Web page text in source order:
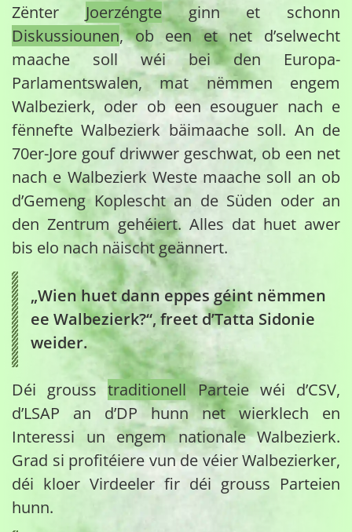
Zënter Joerzéngteginn et schonn
Diskussiounen, ob een et net d’selwecht
maache soll wéi bei den Europa-
Parlamentswalen, mat nëmmen engem
Walbezierk, oder ob een esouguer nach e
fënnefte Walbezierk bäimaache soll. An de
70er-Jore gouf driwwer geschwat, ob een net
nach e Walbezierk Weste maache soll an ob
d’Gemeng Koplescht an de Süden oder an
den Zentrum gehéiert. Alles dat huet awer
bis elo nach näischt geännert.
„Wien huet dann eppes géint nëmmen
ee Walbezierk?“, freet d’Tatta Sidonie
weider.
Déi grousstraditionellParteie wéi d’CSV,
d’LSAP an d’DP hunn net wierklech en
Interessi un engem nationale Walbezierk.
Grad si profitéiere vun de véier Walbezierker,
déi kloer Virdeeler fir déi grouss Parteien
hunn.